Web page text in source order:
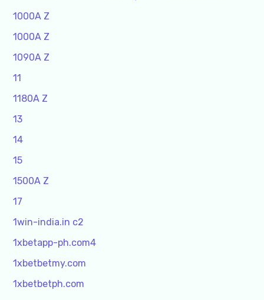
1000A Z
1000A Z
1090A Z
11
1180A Z
13
14
15
1500A Z
17
1win-india.in c2
1xbetapp-ph.com4
1xbetbetmy.com
1xbetbetph.com